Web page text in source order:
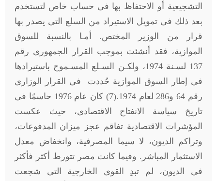
التشجيعية أو الاحتفاظ بها فى حساب خاص لتستخدم
بعد ذلك فى تمويل الاستيراد من السلع التى يصدر بها
قرار من الوزير المختص. أمـا بالنسبة للسوق
الموازية، فقد أنشئت بموجب القرار الجمهورى رقم
137 لسـنة 1974، ولكـن السـلع المسـموح باستيرادها
فى إطار السوق الموازية حُددت فى القرار الوزارى
رقم 64 و286 لعام 1974.(7) كان عام 1976 حاسمًا فى
تاريخ سياسة الانفتاح الاقتصادى، حيث عكست
المؤشرات الاقتصادية تفاقم عجز ميزان المدفوعات،
وتراكم الديون، لا سيما المصرفية، وانخفاض معدل
الاستثمار المباشر. وفيما كانت مصر تتورط أكثر فأكثر
فى الديون، لم تبدِ القوى الخارجية التى شجعت